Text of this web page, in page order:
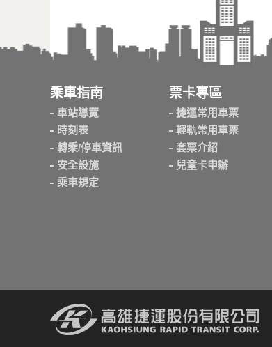
乘車指南
車站導覽
時刻表
轉乘/停車資訊
安全設施
乘車規定
票卡專區
捷運常用車票
輕軌常用車票
套票介紹
兒童卡申辦